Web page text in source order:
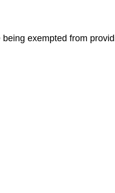
exempted from